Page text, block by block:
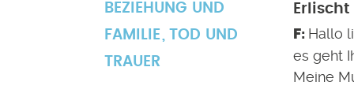
BEZIEHUNG UND
FAMILIE
TOD UND
TRAUER
Hallo
es geht
Meine